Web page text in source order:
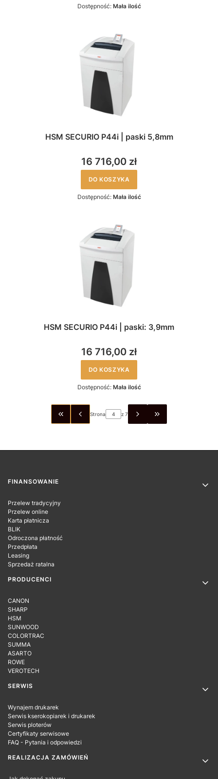
Dostępność: Mała ilość
HSM SECURIO P44i | paski 5,8mm
16 716,00 zł
DO KOSZYKA
Dostępność: Mała ilość
HSM SECURIO P44i | paski: 3,9mm
16 716,00 zł
DO KOSZYKA
Dostępność: Mała ilość
WRÓĆ DO PIERWSZEJ STRONY Z PRODUKTAMI
Strona z 7 PRZEJDŹ DO
Linki w stopce
FINANSOWANIE
Przelew tradycyjny
Przelew online
Karta płatnicza
BLIK
Odroczona płatność
Przedpłata
Leasing
Sprzedaż ratalna
PRODUCENCI
CANON
SHARP
HSM
SUNWOOD
COLORTRAC
SUMMA
ASARTO
ROWE
VEROTECH
SERWIS
Wynajem drukarek
Serwis kserokopiarek i drukarek
Serwis ploterów
Certyfikaty serwisowe
FAQ - Pytania i odpowiedzi
REALIZACJA ZAMÓWIEŃ